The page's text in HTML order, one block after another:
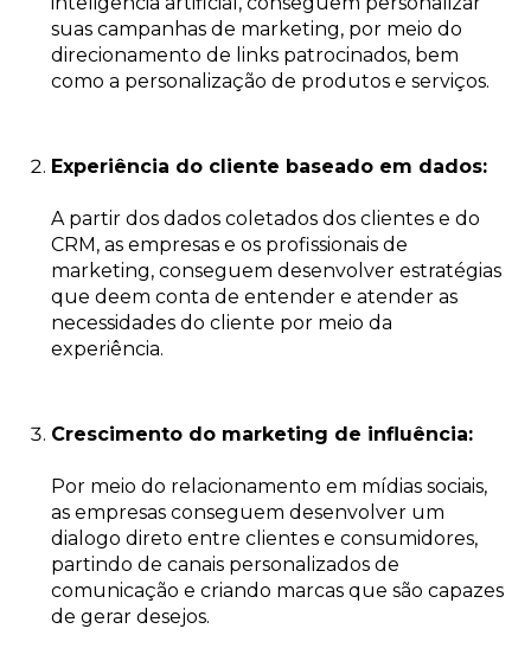
suas campanhas de marketing, por meio do
direcionamento de links patrocinados, bem
como a personalização de produtos e serviços.
Experiência do cliente baseado em dados:
A partir dos dados coletados dos clientes e do
CRM, as empresas e os profissionais de
marketing, conseguem desenvolver estratégias
que deem conta de entender e atender as
necessidades do cliente por meio da
experiência.
Crescimento do marketing de influência:
Por meio do relacionamento em mídias sociais,
as empresas conseguem desenvolver um
dialogo direto entre clientes e consumidores,
partindo de canais personalizados de
comunicação e criando marcas que são capazes
de gerar desejos.